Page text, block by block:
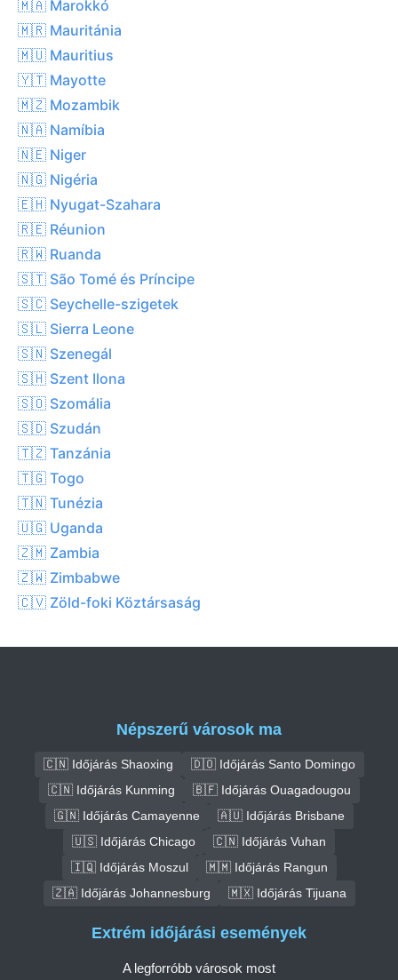
🇲🇦 Marokkó
🇲🇷 Mauritánia
🇲🇺 Mauritius
🇾🇹 Mayotte
🇲🇿 Mozambik
🇳🇦 Namíbia
🇳🇪 Niger
🇳🇬 Nigéria
🇪🇭 Nyugat-Szahara
🇷🇪 Réunion
🇷🇼 Ruanda
🇸🇹 São Tomé és Príncipe
🇸🇨 Seychelle-szigetek
🇸🇱 Sierra Leone
🇸🇳 Szenegál
🇸🇭 Szent Ilona
🇸🇴 Szomália
🇸🇩 Szudán
🇹🇿 Tanzánia
🇹🇬 Togo
🇹🇳 Tunézia
🇺🇬 Uganda
🇿🇲 Zambia
🇿🇼 Zimbabwe
🇨🇻 Zöld-foki Köztársaság
Népszerű városok ma
🇨🇳 Időjárás Shaoxing
🇩🇴 Időjárás Santo Domingo
🇨🇳 Időjárás Kunming
🇧🇫 Időjárás Ouagadougou
🇬🇳 Időjárás Camayenne
🇦🇺 Időjárás Brisbane
🇺🇸 Időjárás Chicago
🇨🇳 Időjárás Vuhan
🇮🇶 Időjárás Moszul
🇲🇲 Időjárás Rangun
🇿🇦 Időjárás Johannesburg
🇲🇽 Időjárás Tijuana
Extrém időjárási események
A legforróbb városok most